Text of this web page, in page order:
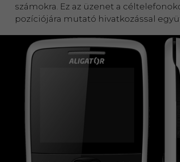
számokra. Ez az üzenet a
pozíciójára mutató hivatkozással